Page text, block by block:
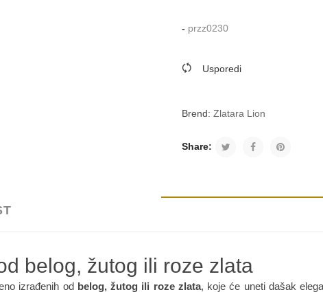
- przz0230
Usporedi
Brend:Zlatara Lion
Share:
belog, žutog ili roze zlata
izrađenih od belog, žutog ili roze zlata, koje će uneti dašak